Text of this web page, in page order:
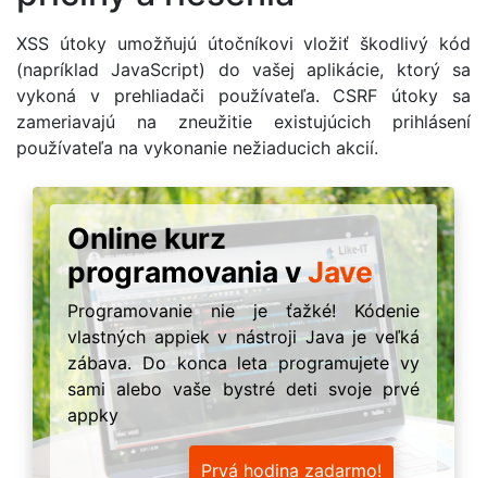
XSS útoky umožňujú útočníkovi vložiť škodlivý kód
(napríklad JavaScript) do vašej aplikácie, ktorý sa
vykoná v prehliadači používateľa. CSRF útoky sa
zameriavajú na zneužitie existujúcich prihlásení
používateľa na vykonanie nežiaducich akcií.
Online kurz
programovania vJave
Programovanie nie je ťažké! Kódenie
vlastných appiek v nástroji Java je veľká
zábava. Do konca leta programujete vy
sami alebo vaše bystré deti svoje prvé
appky
Prvá hodina zadarmo!